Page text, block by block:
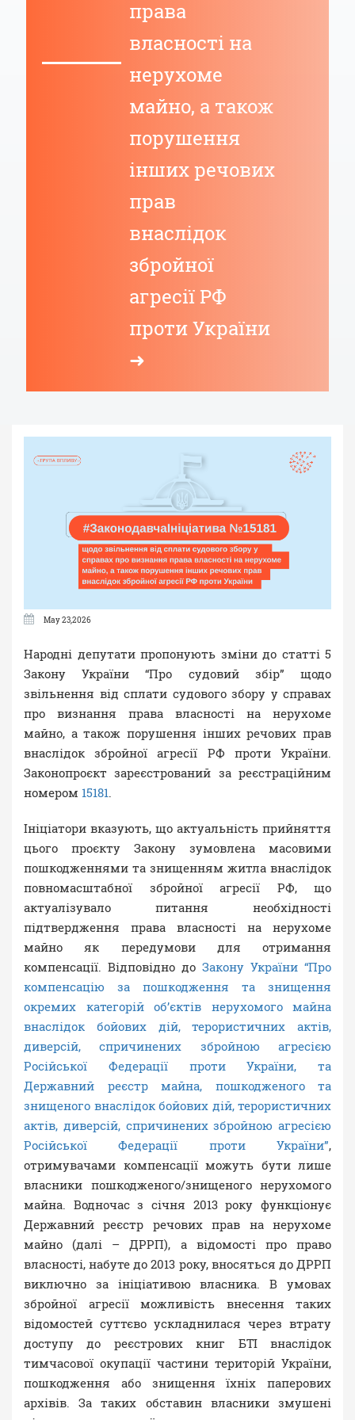
права
власності на
нерухоме
майно, а також
порушення
інших речових
прав
внаслідок
збройної
агресії РФ
проти України
➜
May 23,2026
Народні депутати пропонують зміни до статті 5
Закону України “Про судовий збір” щодо
звільнення від сплати судового збору у справах
про визнання права власності на нерухоме
майно, а також порушення інших речових прав
внаслідок збройної агресії РФ проти України.
Законопроєкт зареєстрований за реєстраційним
номером 15181.
Ініціатори вказують, що актуальність прийняття
цього проєкту Закону зумовлена масовими
пошкодженнями та знищенням житла внаслідок
повномасштабної збройної агресії РФ, що
актуалізувало питання необхідності
підтвердження права власності на нерухоме
майно як передумови для отримання
компенсації. Відповідно до Закону України “Про
компенсацію за пошкодження та знищення
окремих категорій об’єктів нерухомого майна
внаслідок бойових дій, терористичних актів,
диверсій, спричинених збройною агресією
Російської Федерації проти України, та
Державний реєстр майна, пошкодженого та
знищеного внаслідок бойових дій, терористичних
актів, диверсій, спричинених збройною агресією
Російської Федерації проти України”,
отримувачами компенсації можуть бути лише
власники пошкодженого/знищеного нерухомого
майна. Водночас з січня 2013 року функціонує
Державний реєстр речових прав на нерухоме
майно (далі – ДРРП), а відомості про право
власності, набуте до 2013 року, вносяться до ДРРП
виключно за ініціативою власника. В умовах
збройної агресії можливість внесення таких
відомостей суттєво ускладнилася через втрату
доступу до реєстрових книг БТІ внаслідок
тимчасової окупації частини територій України,
пошкодження або знищення їхніх паперових
архівів. За таких обставин власники змушені